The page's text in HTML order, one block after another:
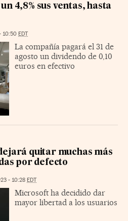
4,8% sus ventas, hasta
10:50 EDT
La compañía pagará el 31 de
agosto un dividendo de 0,10
euros en efectivo
quitar muchas más
por defecto
- 10:28 EDT
Microsoft ha decidido dar
mayor libertad a los usuarios